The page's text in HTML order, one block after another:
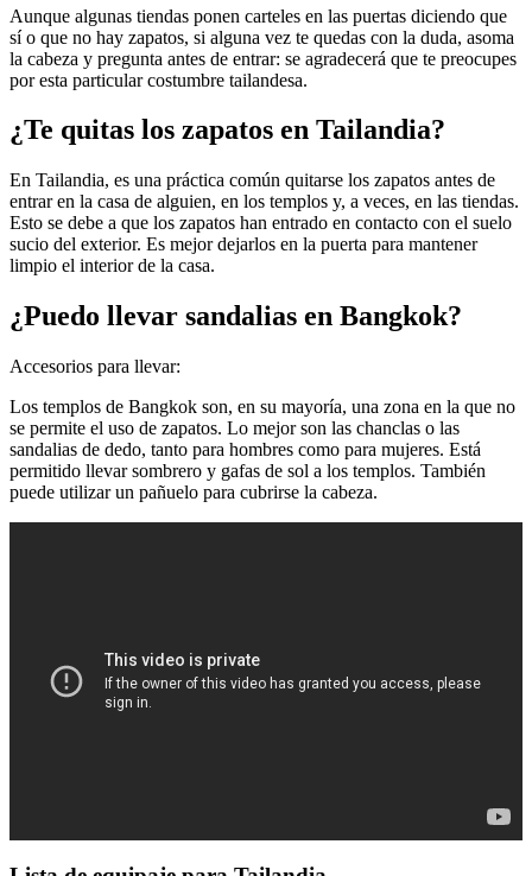
Aunque algunas tiendas ponen carteles en las puertas diciendo que
sí o que no hay zapatos, si alguna vez te quedas con la duda, asoma
la cabeza y pregunta antes de entrar: se agradecerá que te preocupes
por esta particular costumbre tailandesa.
¿Te quitas los zapatos en Tailandia?
En Tailandia, es una práctica común quitarse los zapatos antes de
entrar en la casa de alguien, en los templos y, a veces, en las tiendas.
Esto se debe a que los zapatos han entrado en contacto con el suelo
sucio del exterior. Es mejor dejarlos en la puerta para mantener
limpio el interior de la casa.
¿Puedo llevar sandalias en Bangkok?
Accesorios para llevar:
Los templos de Bangkok son, en su mayoría, una zona en la que no
se permite el uso de zapatos. Lo mejor son las chanclas o las
sandalias de dedo, tanto para hombres como para mujeres. Está
permitido llevar sombrero y gafas de sol a los templos. También
puede utilizar un pañuelo para cubrirse la cabeza.